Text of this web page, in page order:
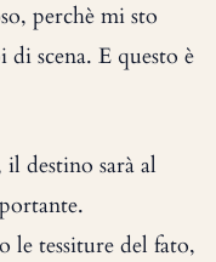
perchè mi sto
scena. E questo è
il destino sarà al
le tessiture del fato,